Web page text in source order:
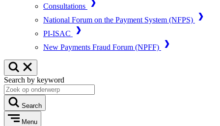
Consultations
National Forum on the Payment System (NFPS)
PI-ISAC
New Payments Fraud Forum (NPFF)
Search by keyword
Search
Menu